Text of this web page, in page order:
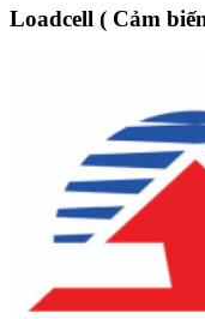
Loadcell ( Cảm